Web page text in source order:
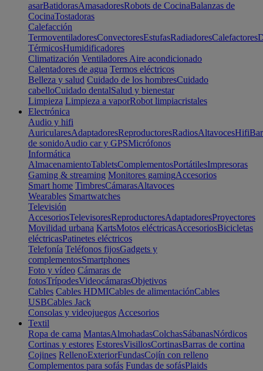
asarBatidorasAmasadoresRobots de CocinaBalanzas de
CocinaTostadoras
Calefacción
TermoventiladoresConvectoresEstufasRadiadoresCalefactores
TérmicosHumidificadores
Climatización Ventiladores Aire acondicionado
Calentadores de agua Termos eléctricos
Belleza y salud Cuidado de los hombresCuidado
cabelloCuidado dentalSalud y bienestar
Limpieza Limpieza a vaporRobot limpiacristales
Electrónica
Audio y hifi
AuricularesAdaptadoresReproductoresRadiosAltavocesHifi
de sonidoAudio car y GPSMicrófonos
Informática
AlmacenamientoTabletsComplementosPortátilesImpresoras
Gaming & streaming Monitores gamingAccesorios
Smart home TimbresCámarasAltavoces
Wearables Smartwatches
Televisión
AccesoriosTelevisoresReproductoresAdaptadoresProyectores
Movilidad urbana KartsMotos eléctricasAccesoriosBicicletas
eléctricasPatinetes eléctricos
Telefonía Teléfonos fijosGadgets y
complementosSmartphones
Foto y vídeo Cámaras de
fotosTrípodesVideocámarasObjetivos
Cables Cables HDMICables de alimentaciónCables
USBCables Jack
Consolas y videojuegos Accesorios
Textil
Ropa de cama MantasAlmohadasColchasSábanasNórdicos
Cortinas y estores EstoresVisillosCortinasBarras de cortina
Cojines RellenoExteriorFundasCojín con relleno
Complementos para sofás Fundas de sofásPlaids